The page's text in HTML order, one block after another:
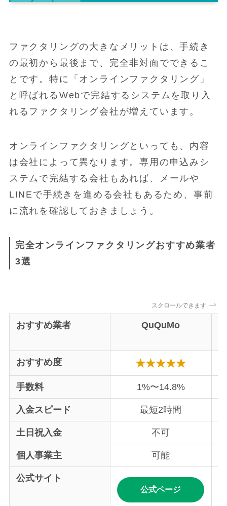
ファクタリングの大きなメリットは、手続き
の最初から最後まで、完全非対面でできるこ
とです。特に「オンラインファクタリング」
と呼ばれるWebで完結するシステムを取り入
れるファクタリング会社が増えています。
オンラインファクタリングといっても、内容
は会社によって異なります。専用の申込みシ
ステムで完結する会社もあれば、メールや
LINEで手続きを進める会社もあるため、事前
に流れを確認しておきましょう。
完全オンラインファクタリングおすすめ業者
3選
スクロールできます
おすすめ業者 QuQuMo
おすすめ度 ★★★★★
手数料 1%〜14.8%
入金スピード 最短2時間
土日祝入金 不可
個人事業主 可能
公式サイト
公式ページ